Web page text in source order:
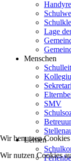
Lage
Menschen
SMV
Lernen
Wir benutzen Cookies
Wir nutzen Cookies